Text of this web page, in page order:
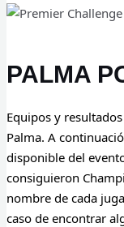
PALMA
Equipos y
Palma. A
disponible del
consiguieron
nombre de cada
caso de encontrar